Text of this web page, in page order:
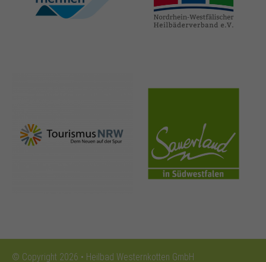
thermen.de
heilbaeder.de
nrw-
tourismus.de
sauerland.co
m
© Copyright 2026 • Heilbad Westernkotten GmbH